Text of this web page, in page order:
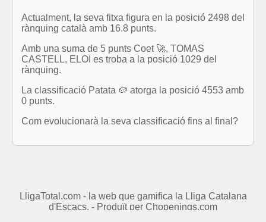
Actualment, la seva fitxa figura en la posició 2498 del
rànquing català amb 16.8 punts.
Amb una suma de 5 punts Coet 🚀, TOMAS
CASTELL, ELOI es troba a la posició 1029 del
rànquing.
La classificació Patata 🥔 atorga la posició 4553 amb
0 punts.
Com evolucionarà la seva classificació fins al final?
LligaTotal.com - la web que gamifica la Lliga Catalana
d'Escacs. - Produït per Chopenings.com